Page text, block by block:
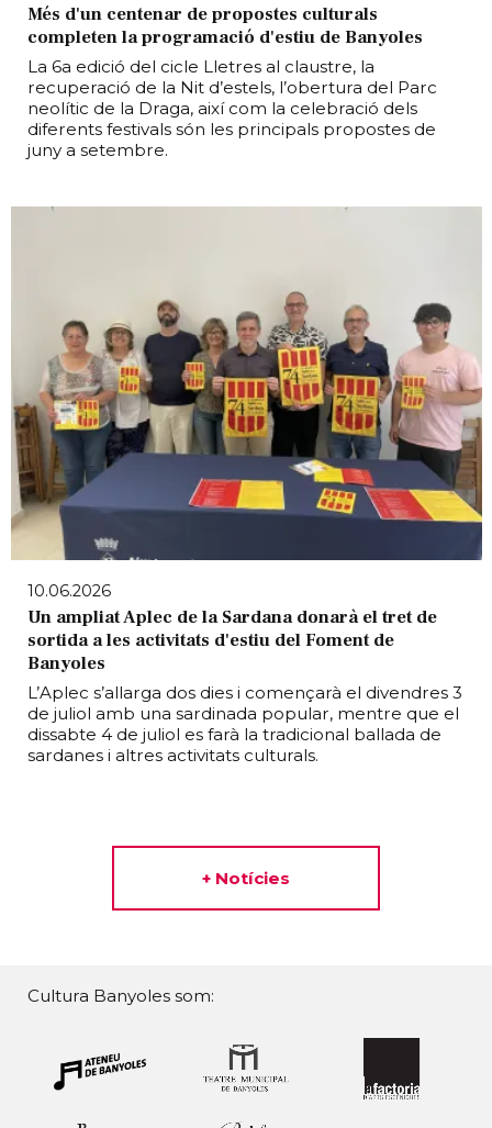
Més d'un centenar de propostes culturals
completen la programació d'estiu de Banyoles
La 6a edició del cicle Lletres al claustre, la
recuperació de la Nit d’estels, l’obertura del Parc
neolític de la Draga, així com la celebració dels
diferents festivals són les principals propostes de
juny a setembre.
10.06.2026
Un ampliat Aplec de la Sardana donarà el tret de
sortida a les activitats d'estiu del Foment de
Banyoles
L’Aplec s’allarga dos dies i començarà el divendres 3
de juliol amb una sardinada popular, mentre que el
dissabte 4 de juliol es farà la tradicional ballada de
sardanes i altres activitats culturals.
+ Notícies
Cultura Banyoles som: